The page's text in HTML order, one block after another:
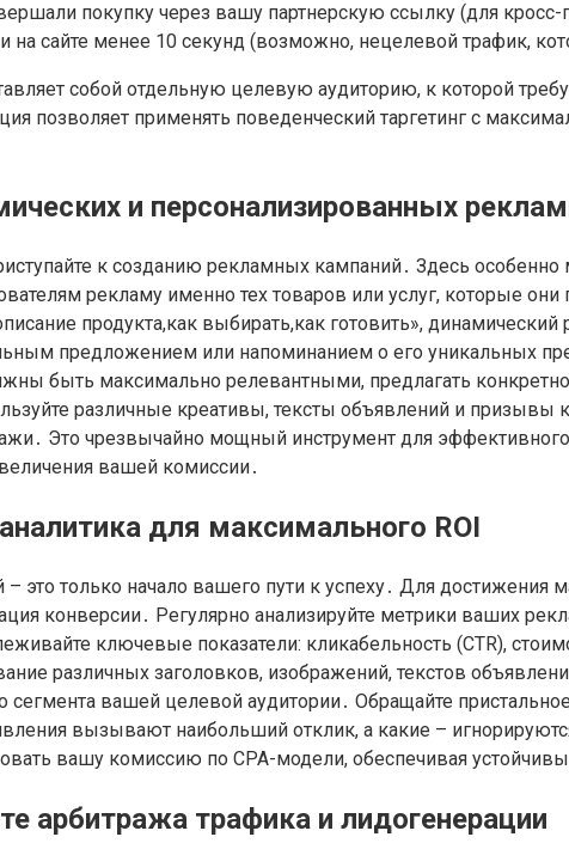
покупку через вашу партнерскую ссылку (для
на сайте менее 10 секунд (возможно, нецелевой трафик,
собой отдельную целевую аудиторию, к которой
позволяет применять поведенческий таргетинг с
и персонализированных
к созданию рекламных кампаний․ Здесь
рекламу именно тех товаров или услуг, которые
продукта,как выбирать,как готовить»,
предложением или напоминанием о его уникальных
быть максимально релевантными, предлагать
различные креативы, тексты объявлений и
Это чрезвычайно мощный инструмент для
вашей комиссии․
для максимального ROI
– это только начало вашего пути к успеху․ Для
конверсии․ Регулярно анализируйте метрики ваших
ключевые показатели: кликабельность (CTR),
различных заголовков, изображений, текстов
сегмента вашей целевой аудитории․ Обращайте
вызывают наибольший отклик, а какие –
вашу комиссию по CPA-модели, обеспечивая
арбитража трафика и лидогенерации